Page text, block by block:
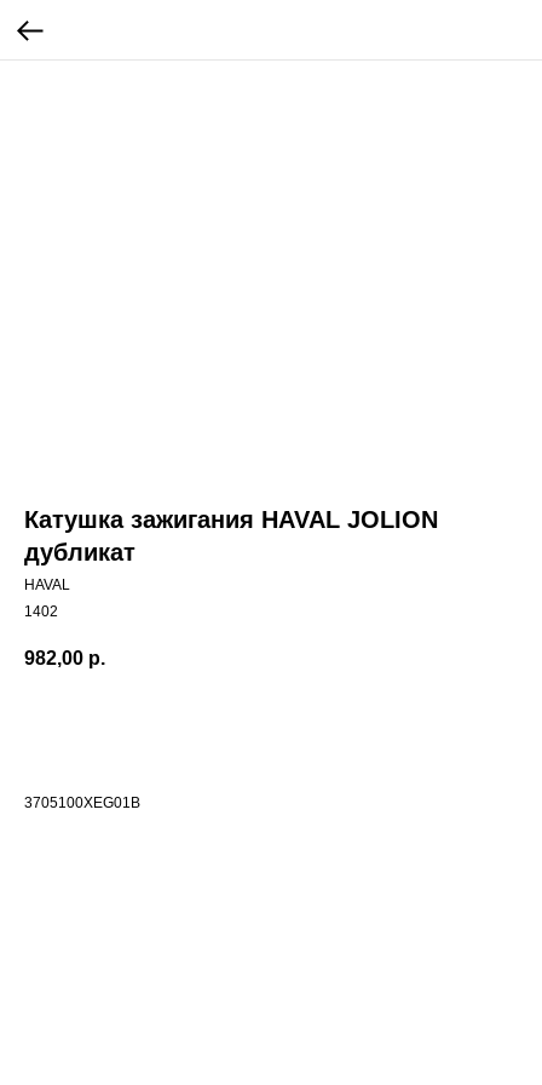
Катушка зажигания HAVAL JOLION
дубликат
HAVAL
1402
982,00 р.
3705100XEG01B